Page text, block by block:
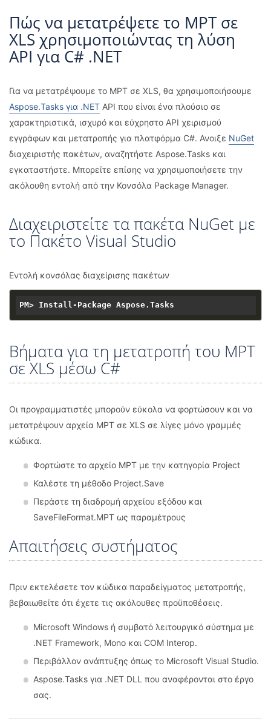
Πώς να μετατρέψετε το MPT σε
XLS χρησιμοποιώντας τη λύση
API για C# .NET
Για να μετατρέψουμε το MPT σε XLS, θα χρησιμοποιήσουμε
Aspose.Tasks για .NET API που είναι ένα πλούσιο σε
χαρακτηριστικά, ισχυρό και εύχρηστο API χειρισμού
εγγράφων και μετατροπής για πλατφόρμα C#. Ανοιξε NuGet
διαχειριστής πακέτων, αναζητήστε Aspose.Tasks και
εγκαταστήστε. Μπορείτε επίσης να χρησιμοποιήσετε την
ακόλουθη εντολή από την Κονσόλα Package Manager.
Διαχειριστείτε τα πακέτα NuGet με
το Πακέτο Visual Studio
Εντολή κονσόλας διαχείρισης πακέτων
Βήματα για τη μετατροπή του MPT
σε XLS μέσω C#
Οι προγραμματιστές μπορούν εύκολα να φορτώσουν και να
μετατρέψουν αρχεία MPT σε XLS σε λίγες μόνο γραμμές
κώδικα.
Φορτώστε το αρχείο MPT με την κατηγορία Project
Καλέστε τη μέθοδο Project.Save
Περάστε τη διαδρομή αρχείου εξόδου και
SaveFileFormat.MPT ως παραμέτρους
Απαιτήσεις συστήματος
Πριν εκτελέσετε τον κώδικα παραδείγματος μετατροπής,
βεβαιωθείτε ότι έχετε τις ακόλουθες προϋποθέσεις.
Microsoft Windows ή συμβατό λειτουργικό σύστημα με
.NET Framework, Mono και COM Interop.
Περιβάλλον ανάπτυξης όπως το Microsoft Visual Studio.
Aspose.Tasks για .NET DLL που αναφέρονται στο έργο
σας.